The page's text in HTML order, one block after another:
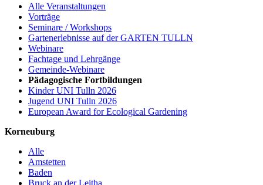
Alle Veranstaltungen
Vorträge
Seminare / Workshops
Gartenerlebnisse auf der GARTEN TULLN
Webinare
Fachtage und Lehrgänge
Gemeinde-Webinare
Pädagogische Fortbildungen
Kinder UNI Tulln 2026
Jugend UNI Tulln 2026
European Award for Ecological Gardening
Korneuburg
Alle
Amstetten
Baden
Bruck an der Leitha